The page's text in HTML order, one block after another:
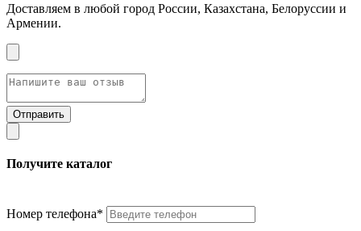
Доставляем в любой город России, Казахстана, Белоруссии и
Армении.
Получите каталог
Номер телефона*